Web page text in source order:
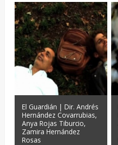
El Guardián | Dir. Andrés
Hernández Covarrubias,
Anya Rojas Tiburcio,
Zamira Hernández
Rosas